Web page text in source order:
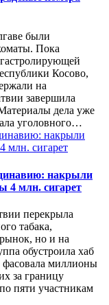
были
Пока
Косово,
на
завершила
дела уже
уголовного…
накрыли
4 млн. сигарет
перекрыла
табака,
но и на
обустроила хаб
миллионы
за границу
пяти участникам